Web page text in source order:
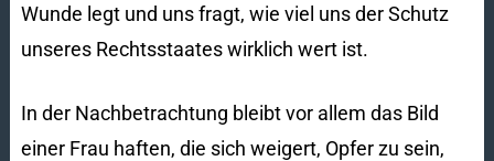
Wunde legt und uns fragt, wie viel uns der Schutz
unseres Rechtsstaates wirklich wert ist.
In der Nachbetrachtung bleibt vor allem das Bild
einer Frau haften, die sich weigert, Opfer zu sein,